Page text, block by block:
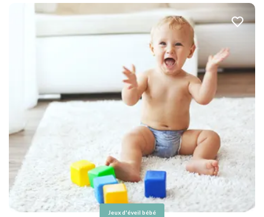
Jeux d'éveil bébé